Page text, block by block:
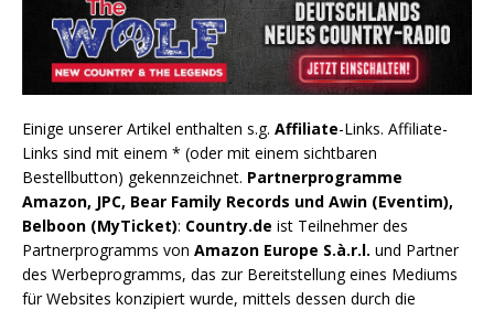
Einige unserer Artikel enthalten s.g. Affiliate-Links. Affiliate-
Links sind mit einem * (oder mit einem sichtbaren
Bestellbutton) gekennzeichnet. Partnerprogramme
Amazon, JPC, Bear Family Records und Awin (Eventim),
Belboon (MyTicket): Country.de ist Teilnehmer des
Partnerprogramms von Amazon Europe S.à.r.l. und Partner
des Werbeprogramms, das zur Bereitstellung eines Mediums
für Websites konzipiert wurde, mittels dessen durch die